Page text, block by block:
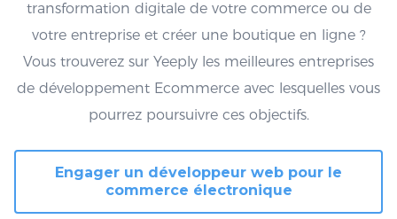
transformation digitale de votre commerce ou de
votre entreprise et créer une boutique en ligne ?
Vous trouverez sur Yeeply les meilleures entreprises
de développement Ecommerce avec lesquelles vous
pourrez poursuivre ces objectifs.
Engager un développeur web pour le
commerce électronique